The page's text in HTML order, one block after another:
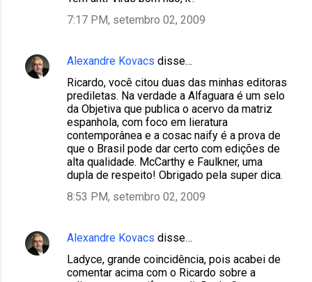
7:17 PM, setembro 02, 2009
Alexandre Kovacs disse…
Ricardo, você citou duas das minhas editoras
prediletas. Na verdade a Alfaguara é um selo
da Objetiva que publica o acervo da matriz
espanhola, com foco em lieratura
contemporânea e a cosac naify é a prova de
que o Brasil pode dar certo com edições de
alta qualidade. McCarthy e Faulkner, uma
dupla de respeito! Obrigado pela super dica.
8:53 PM, setembro 02, 2009
Alexandre Kovacs disse…
Ladyce, grande coincidência, pois acabei de
comentar acima com o Ricardo sobre a